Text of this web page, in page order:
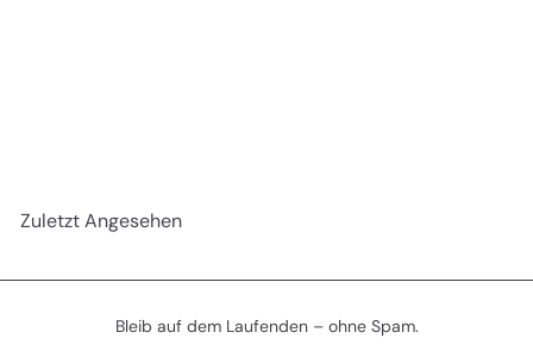
Zuletzt Angesehen
Bleib auf dem Laufenden – ohne Spam.